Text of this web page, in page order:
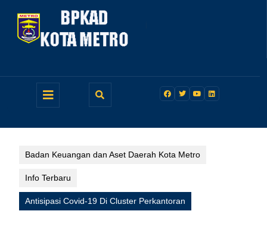
content
Open
Badan Keuangan dan Aset Daerah Kota Metro
Info Terbaru
Antisipasi Covid-19 Di Cluster Perkantoran